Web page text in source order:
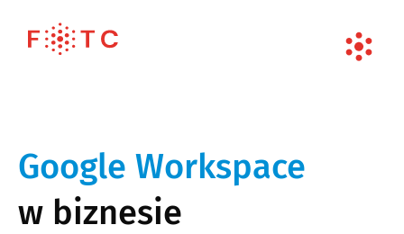
Google Workspace
w biznesie